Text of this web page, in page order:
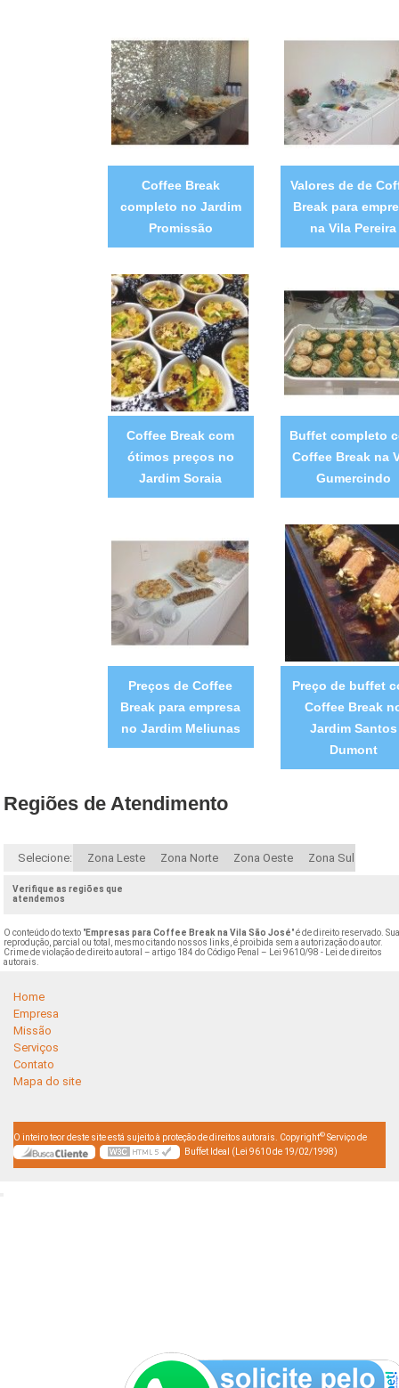
Coffee Break
completo no Jardim
Promissão
Valores de de
Break para
na Vila Pereira
Coffee Break com
ótimos preços no
Jardim Soraia
Buffet completo
Coffee Break na
Gumercindo
Preços de Coffee
Break para empresa
no Jardim Meliunas
Preço de buffet
Coffee Break
Jardim Santos
Dumont
Regiões de Atendimento
Selecione: Zona Leste Zona Norte Zona Oeste Zona Sul
Verifique as regiões que
atendemos
O conteúdo do texto "Empresas para Coffee Break na Vila São José" é de direito reservado.
reprodução, parcial ou total, mesmo citando nossos links, é proibida sem a autorização do autor.
Crime de violação de direito autoral – artigo 184 do Código Penal –
Lei 9610/98 - Lei de direitos
autorais
Home
Empresa
Missão
Serviços
Contato
Mapa do site
O inteiro teor deste site está sujeito à proteção de direitos autorais. Copyright© Serviço de
Buffet Ideal (Lei 9610 de 19/02/1998)